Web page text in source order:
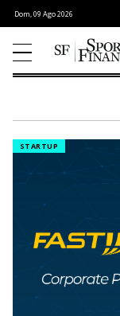
Dom, 09 Ago 2026
STARTUP